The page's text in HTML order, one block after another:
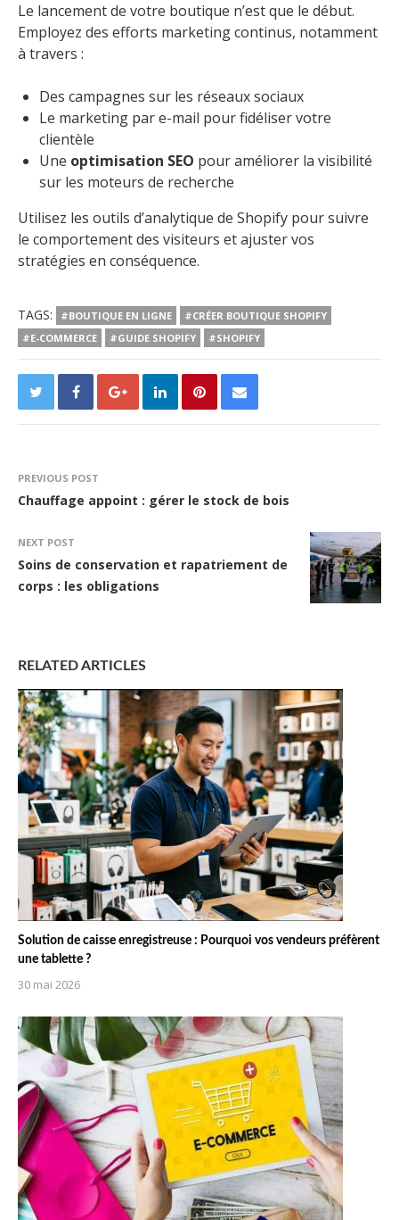
Le lancement de votre boutique n’est que le début.
Employez des efforts marketing continus, notamment
à travers :
Des campagnes sur les réseaux sociaux
Le marketing par e-mail pour fidéliser votre
clientèle
Une optimisation SEO pour améliorer la visibilité
sur les moteurs de recherche
Utilisez les outils d’analytique de Shopify pour suivre
le comportement des visiteurs et ajuster vos
stratégies en conséquence.
TAGS: #BOUTIQUE EN LIGNE
#CRÉER BOUTIQUE SHOPIFY
#E-COMMERCE
#GUIDE SHOPIFY #SHOPIFY
PREVIOUS POST
Chauffage appoint : gérer le stock de bois
NEXT POST
Soins de conservation et rapatriement de
corps : les obligations
RELATED ARTICLES
Solution de caisse enregistreuse : Pourquoi vos vendeurs préfèrent
une tablette ?
30 mai 2026